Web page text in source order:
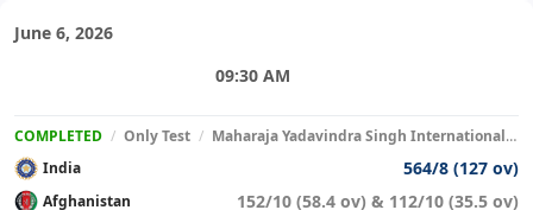
June 6, 2026
09:30 AM
COMPLETED / Only Test / Maharaja Yadavindra Singh International Cricket Stadium
India
564/8 (127 ov)
Afghanistan 152/10 (58.4 ov) & 112/10 (35.5 ov)